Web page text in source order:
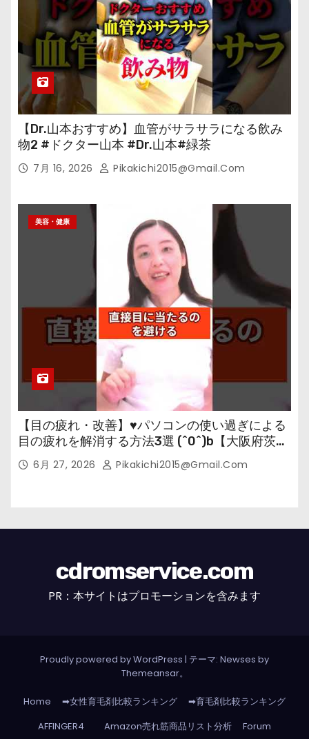
【Dr.山本おすすめ】血管がサラサラになる飲み
物2 #ドクター山本 #Dr.山本#緑茶
7月 16, 2026 Pikakichi2015@gmail.com
美容・健康
【目の疲れ・改善】♥パソコンの使い過ぎによる
目の疲れを解消する方法3選 (^0^)b【大阪府茨木
市の女性・美容鍼灸・整体師が教えます。】
6月 27, 2026 Pikakichi2015@gmail.com
cdromservice.com
PR：本サイトはプロモーションを含みます
Proudly powered by WordPress | テーマ: Newses by
Themeansar。
Home ➡女性育毛剤比較ランキング
➡育毛剤比較ランキング
AFFINGER4
Amazon売れ筋商品リスト分析 Forum